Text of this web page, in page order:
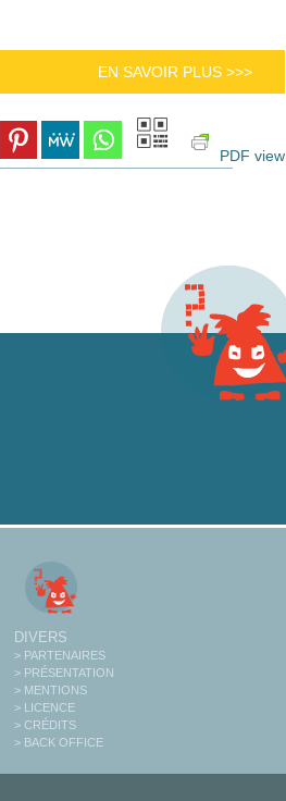
EN SAVOIR PLUS >>>
PDF view
DIVERS
> PARTENAIRES
> PRÉSENTATION
> MENTIONS
> LICENCE
> CRÉDITS
> BACK OFFICE